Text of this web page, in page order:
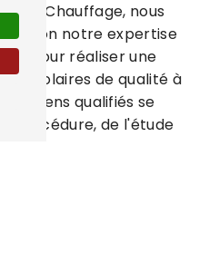
Chauffage, nous
notre expertise
pour réaliser une
solaires de qualité à
qualifiés se
procédure, de l'étude